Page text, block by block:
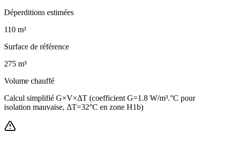
Déperditions estimées
110 m²
Surface de référence
275 m³
Volume chauffé
Calcul simplifié G×V×ΔT (coefficient G=1.8 W/m³.°C pour
isolation mauvaise, ΔT=32°C en zone H1b)